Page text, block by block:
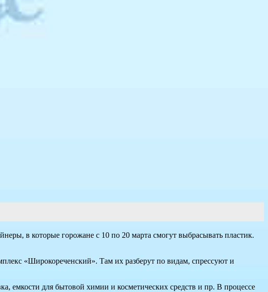
в которые горожане с 10 по 20 марта смогут выбрасывать пластик.
«Широкореченский». Там их разберут по видам, спрессуют и
емкости для бытовой химии и косметических средств и пр. В процессе